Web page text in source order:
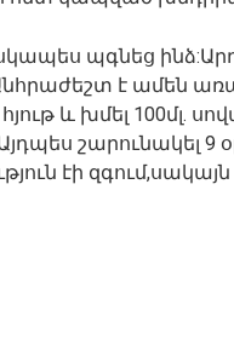
պգնեց
է ամեն
և խմել 100մլ.
շարունակել 9
էի